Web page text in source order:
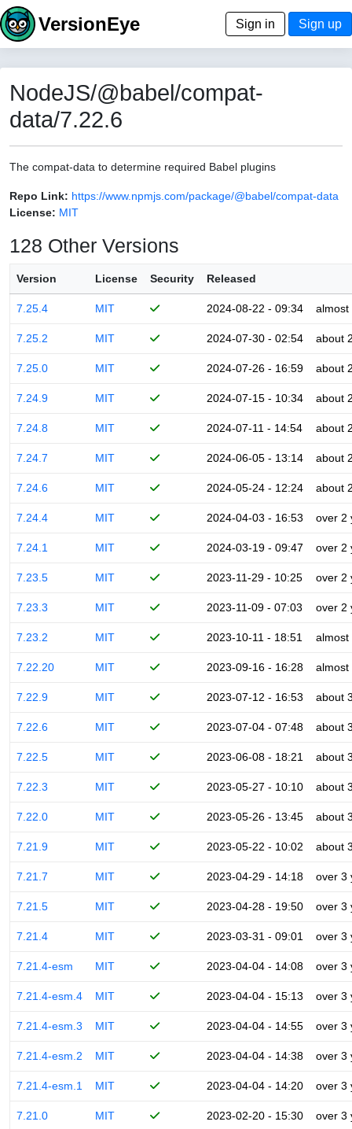
VersionEye Sign in Sign up
NodeJS/@babel/compat-
data/7.22.6
The compat-data to determine required Babel plugins
Repo Link: https://www.npmjs.com/package/@babel/compat-data
License: MIT
128 Other Versions
Version License Security Released
7.25.4 MIT 2024-08-22 - 09:34 almost
7.25.2 MIT 2024-07-30 - 02:54 about
7.25.0 MIT 2024-07-26 - 16:59 about
7.24.9 MIT 2024-07-15 - 10:34 about
7.24.8 MIT 2024-07-11 - 14:54 about
7.24.7 MIT 2024-06-05 - 13:14 about
7.24.6 MIT 2024-05-24 - 12:24 about
7.24.4 MIT 2024-04-03 - 16:53 over 2
7.24.1 MIT 2024-03-19 - 09:47 over 2
7.23.5 MIT 2023-11-29 - 10:25 over 2
7.23.3 MIT 2023-11-09 - 07:03 over 2
7.23.2 MIT 2023-10-11 - 18:51 almost
7.22.20 MIT 2023-09-16 - 16:28 almost
7.22.9 MIT 2023-07-12 - 16:53 about
7.22.6 MIT 2023-07-04 - 07:48 about
7.22.5 MIT 2023-06-08 - 18:21 about
7.22.3 MIT 2023-05-27 - 10:10 about
7.22.0 MIT 2023-05-26 - 13:45 about
7.21.9 MIT 2023-05-22 - 10:02 about
7.21.7 MIT 2023-04-29 - 14:18 over 3
7.21.5 MIT 2023-04-28 - 19:50 over 3
7.21.4 MIT 2023-03-31 - 09:01 over 3
7.21.4-esm MIT 2023-04-04 - 14:08 over 3
7.21.4-esm.4 MIT 2023-04-04 - 15:13 over 3
7.21.4-esm.3 MIT 2023-04-04 - 14:55 over 3
7.21.4-esm.2 MIT 2023-04-04 - 14:38 over 3
7.21.4-esm.1 MIT 2023-04-04 - 14:20 over 3
7.21.0 MIT 2023-02-20 - 15:30 over 3